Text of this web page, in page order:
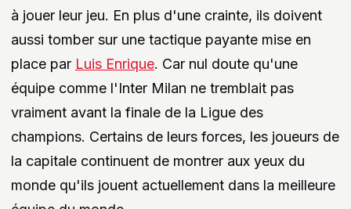
à jouer leur jeu. En plus d'une crainte, ils doivent
aussi tomber sur une tactique payante mise en
place par Luis Enrique. Car nul doute qu'une
équipe comme l'Inter Milan ne tremblait pas
vraiment avant la finale de la Ligue des
champions. Certains de leurs forces, les joueurs de
la capitale continuent de montrer aux yeux du
monde qu'ils jouent actuellement dans la meilleure